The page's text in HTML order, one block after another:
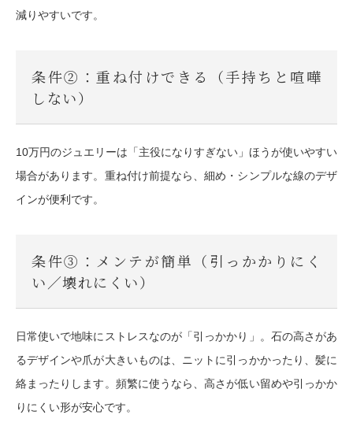
減りやすいです。
条件②：重ね付けできる（手持ちと喧嘩
しない）
10万円のジュエリーは「主役になりすぎない」ほうが使いやすい
場合があります。重ね付け前提なら、細め・シンプルな線のデザ
インが便利です。
条件③：メンテが簡単（引っかかりにく
い／壊れにくい）
日常使いで地味にストレスなのが「引っかかり」。石の高さがあ
るデザインや爪が大きいものは、ニットに引っかかったり、髪に
絡まったりします。頻繁に使うなら、高さが低い留めや引っかか
りにくい形が安心です。